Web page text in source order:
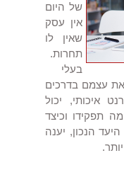
של היום
אין עסק
שאין לו
תחרות.
בעלי
עצמם בדרכים
איכותי, יכול
תפקידו וכיצד
הנכון, יענה